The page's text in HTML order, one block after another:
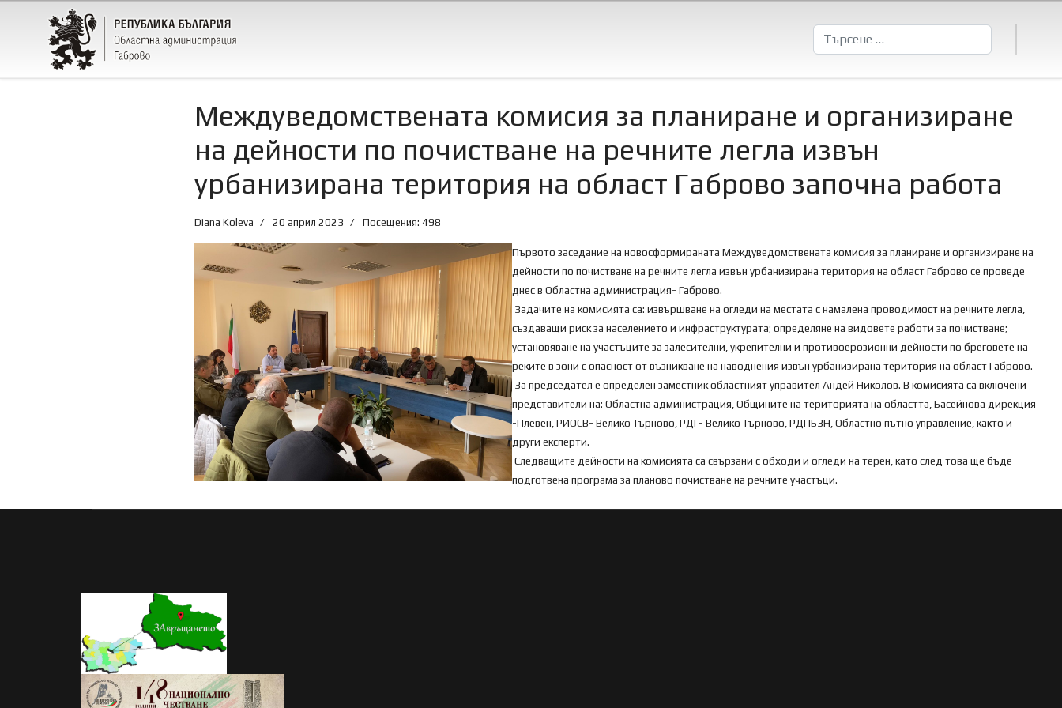
Търсене
Междуведомствената комисия за планиране и организиране
на дейности по почистване на речните легла извън
урбанизирана територия на област Габрово започна работа
Diana Koleva 20 април 2023 Посещения: 498
Първото заседание на новосформираната Междуведомствената комисия за планиране и организиране на
дейности по почистване на речните легла извън урбанизирана територия на област Габрово се проведе
днес в Областна администрация- Габрово.
Задачите на комисията са: извършване на огледи на местата с намалена проводимост на речните легла,
създаващи риск за населението и инфраструктурата; определяне на видовете работи за почистване;
установяване на участъците за залесителни, укрепителни и противоерозионни дейности по бреговете на
реките в зони с опасност от възникване на наводнения извън урбанизирана територия на област Габрово.
За председател е определен заместник областният управител Андей Николов. В комисията са включени
представители на: Областна администрация, Общините на територията на областта, Басейнова дирекция
-Плевен, РИОСВ- Велико Търново, РДГ- Велико Търново, РДПБЗН, Областно пътно управление, както и
други експерти.
Следващите дейности на комисията са свързани с обходи и огледи на терен, като след това ще бъде
подготвена програма за планово почистване на речните участъци.